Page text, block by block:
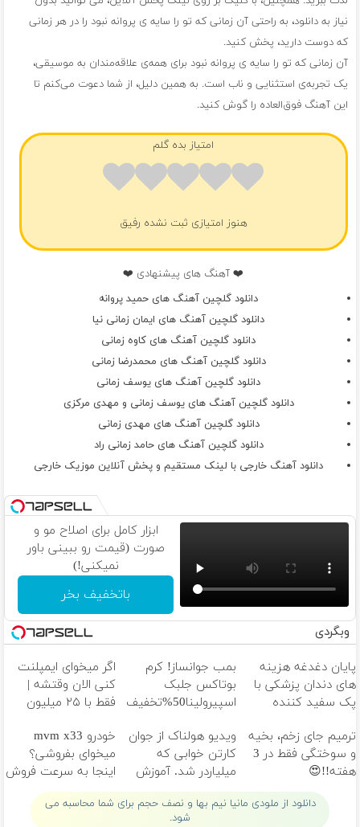
نیاز به دانلود، به راحتی آن زمانی که تو را سایه ی پروانه نبود را در هر زمانی
که دوست دارید، پخش کنید.
آن زمانی که تو را سایه ی پروانه نبود برای همه‌ی علاقه‌مندان به موسیقی،
یک تجربه‌ی استثنایی و ناب است. به همین دلیل، از شما دعوت می‌کنم تا
این آهنگ فوق‌العاده را گوش کنید.
امتیاز بده گلم
هنوز امتیازی ثبت نشده رفیق
❤️ آهنگ های پیشنهادی ❤️
دانلود گلچین آهنگ های حمید پروانه
دانلود گلچین آهنگ های ایمان زمانی نیا
دانلود گلچین آهنگ های کاوه زمانی
دانلود گلچین آهنگ های محمدرضا زمانی
دانلود گلچین آهنگ های یوسف زمانی
دانلود گلچین آهنگ های یوسف زمانی و مهدی مرکزی
دانلود گلچین آهنگ های مهدی زمانی
دانلود گلچین آهنگ های حامد زمانی راد
دانلود آهنگ خارجی با لینک مستقیم و پخش آنلاین موزیک خارجی
ابزار کامل برای اصلاح مو و
صورت (قیمت رو ببینی باور
نمیکنی!)
باتخفیف بخر
وبگردی
پایان دغدغه هزینه
های دندان پزشکی با
پک سفید کننده
بمب جوانساز! کرم
بوتاکس جلبک
اسپیرولینا50%تخفیف
اگر میخوای ایمپلنت
کنی الان وقتشه |
فقط با ۲۵ میلیون
ترمیم جای زخم، بخیه
و سوختگی فقط در 3
هفته!!😍
ویدیو هولناک از جوان
کارتن خوابی که
میلیاردر شد. آموزش
رایگان
خودرو mvm x33
میخوای بفروشی؟
اینجا به سرعت فروش
میره
دانلود از ملودی مانیا نیم بها و نصف حجم برای شما محاسبه می
شود.